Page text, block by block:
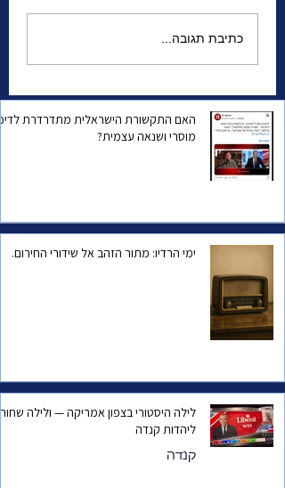
ימי הרדיו: מתור הזהב
כתיבת תגובה...
האם התקשורת הישראלית מתדרדרת
מוסרי ושנאה עצמית?
ימי הרדיו: מתור הזהב אל שידורי החירום.
לילה היסטורי בצפון אמריקה — ולילה שחור
ליהדות קנדה
קנדה